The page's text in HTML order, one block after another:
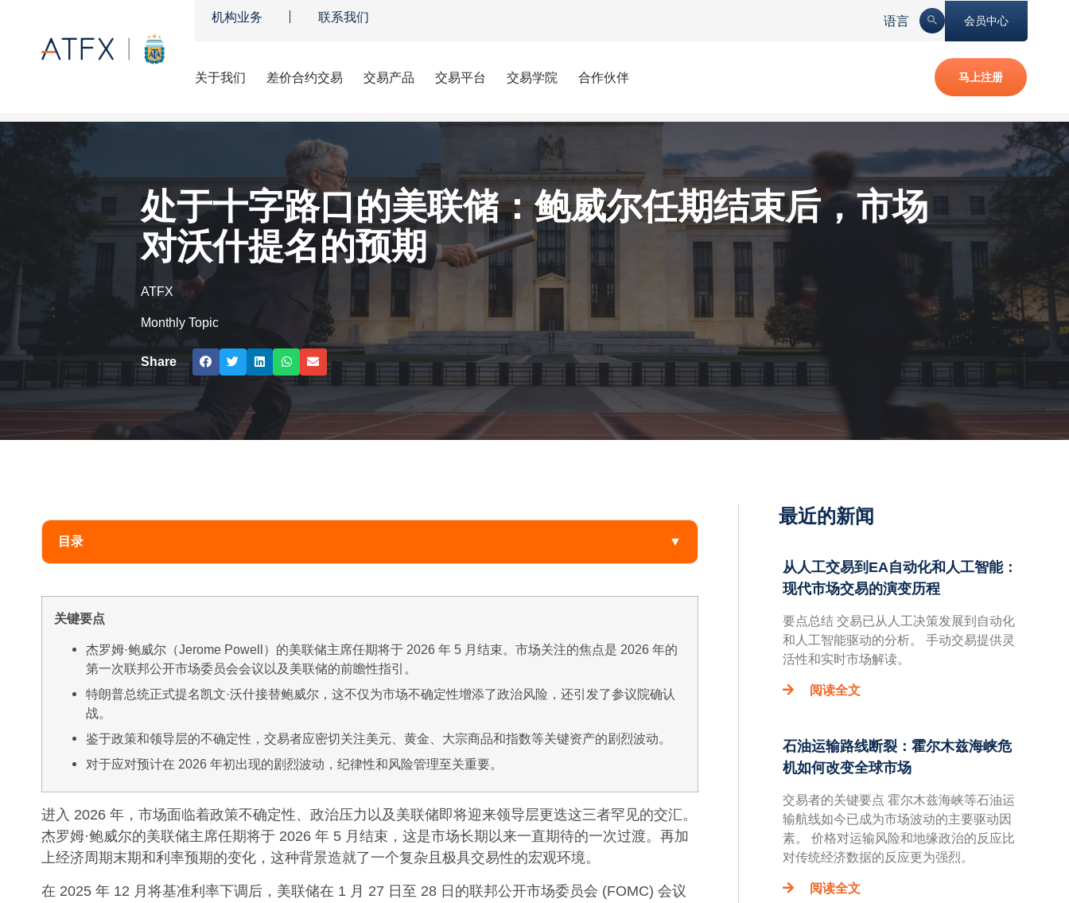
机构业务 联系我们 语言 会员中心
关于我们 差价合约交易 交易产品 交易平台 交易学院 合作伙伴 马上注册
处于十字路口的美联储：鲍威尔任期结束后，市场
对沃什提名的预期
ATFX
Monthly Topic
Share
目录 ▼
关键要点
杰罗姆·鲍威尔（Jerome Powell）的美联储主席任期将于 2026 年 5 月结束。市场关注的焦点是 2026 年的
第一次联邦公开市场委员会会议以及美联储的前瞻性指引。
特朗普总统正式提名凯文·沃什接替鲍威尔，这不仅为市场不确定性增添了政治风险，还引发了参议院确认
战。
鉴于政策和领导层的不确定性，交易者应密切关注美元、黄金、大宗商品和指数等关键资产的剧烈波动。
对于应对预计在 2026 年初出现的剧烈波动，纪律性和风险管理至关重要。
进入 2026 年，市场面临着政策不确定性、政治压力以及美联储即将迎来领导层更迭这三者罕见的交汇。
杰罗姆·鲍威尔的美联储主席任期将于 2026 年 5 月结束，这是市场长期以来一直期待的一次过渡。再加
上经济周期末期和利率预期的变化，这种背景造就了一个复杂且极具交易性的宏观环境。
在 2025 年 12 月将基准利率下调后，美联储在 1 月 27 日至 28 日的联邦公开市场委员会 (FOMC) 会议
最近的新闻
从人工交易到EA自动化和人工智能：
现代市场交易的演变历程
要点总结 交易已从人工决策发展到自动化
和人工智能驱动的分析。 手动交易提供灵
活性和实时市场解读。
阅读全文
石油运输路线断裂：霍尔木兹海峡危
机如何改变全球市场
交易者的关键要点 霍尔木兹海峡等石油运
输航线如今已成为市场波动的主要驱动因
素。 价格对运输风险和地缘政治的反应比
对传统经济数据的反应更为强烈。
阅读全文